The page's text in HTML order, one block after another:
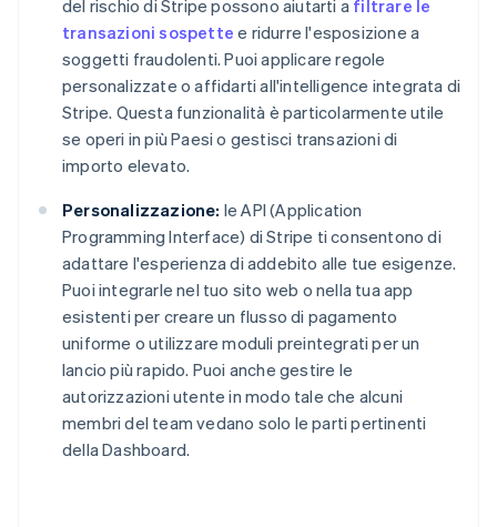
del rischio di Stripe possono aiutarti a filtrare le
transazioni sospette e ridurre l'esposizione a
soggetti fraudolenti. Puoi applicare regole
personalizzate o affidarti all'intelligence integrata di
Stripe. Questa funzionalità è particolarmente utile
se operi in più Paesi o gestisci transazioni di
importo elevato.
Personalizzazione: le API (Application
Programming Interface) di Stripe ti consentono di
adattare l'esperienza di addebito alle tue esigenze.
Puoi integrarle nel tuo sito web o nella tua app
esistenti per creare un flusso di pagamento
uniforme o utilizzare moduli preintegrati per un
lancio più rapido. Puoi anche gestire le
autorizzazioni utente in modo tale che alcuni
membri del team vedano solo le parti pertinenti
della Dashboard.